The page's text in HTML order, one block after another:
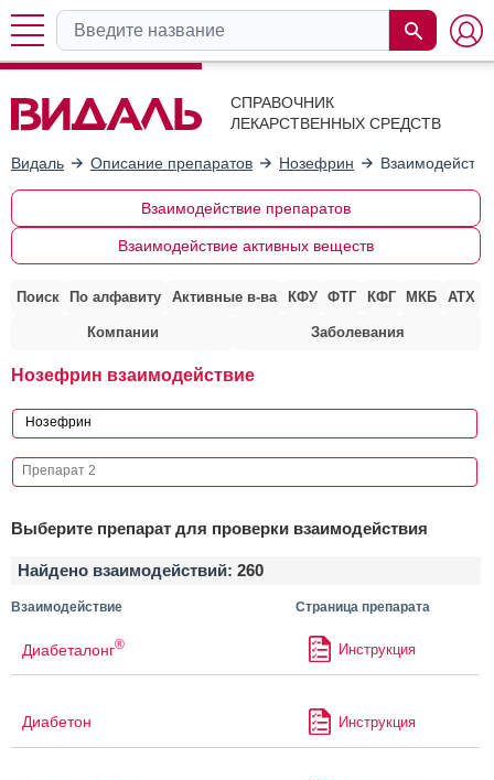
СПРАВОЧНИК
ЛЕКАРСТВЕННЫХ СРЕДСТВ
Видаль Описание препаратов Нозефрин
Взаимодействие препаратов
Взаимодействие активных веществ
Поиск По алфавиту Активные в-ва КФУ ФТГ КФГ МКБ АТХ
Компании Заболевания
Нозефрин взаимодействие
Выберите препарат для проверки взаимодействия
Найдено взаимодействий: 260
Взаимодействие Страница препарата
Диабеталонг® Инструкция
Диабетон Инструкция